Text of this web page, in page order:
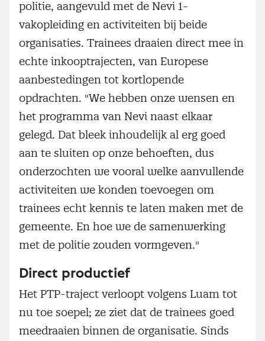
politie, aangevuld met de Nevi 1-
vakopleiding en activiteiten bij beide
organisaties. Trainees draaien direct mee in
echte inkooptrajecten, van Europese
aanbestedingen tot kortlopende
opdrachten. "We hebben onze wensen en
het programma van Nevi naast elkaar
gelegd. Dat bleek inhoudelijk al erg goed
aan te sluiten op onze behoeften, dus
onderzochten we vooral welke aanvullende
activiteiten we konden toevoegen om
trainees echt kennis te laten maken met de
gemeente. En hoe we de samenwerking
met de politie zouden vormgeven."
Direct productief
Het PTP-traject verloopt volgens Luam tot
nu toe soepel; ze ziet dat de trainees goed
meedraaien binnen de organisatie. Sinds